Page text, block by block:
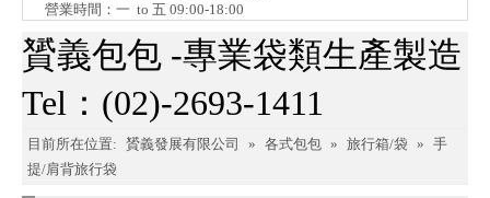
營業時間：一 to 五 09:00-18:00
贇義包包 -專業袋類生產製造
Tel：(02)-2693-1411
目前所在位置: 贇義發展有限公司 » 各式包包 » 旅行箱/袋 » 手
提/肩背旅行袋